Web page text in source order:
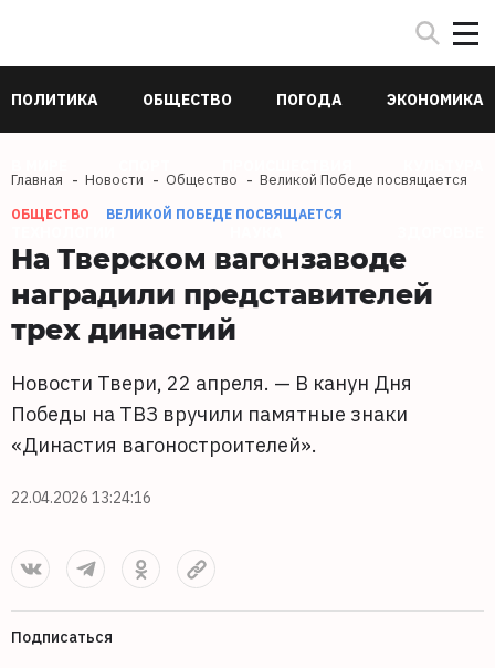
ПОЛИТИКА ОБЩЕСТВО ПОГОДА ЭКОНОМИКА
Главная Новости Общество Великой Победе посвящается
ОБЩЕСТВО ВЕЛИКОЙ ПОБЕДЕ ПОСВЯЩАЕТСЯ
На Тверском вагонзаводе
наградили представителей
трех династий
Новости Твери, 22 апреля. — В канун Дня
Победы на ТВЗ вручили памятные знаки
«Династия вагоностроителей».
22.04.2026 13:24:16
Подписаться